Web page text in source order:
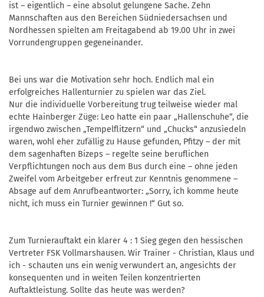
ist – eigentlich – eine absolut gelungene Sache. Zehn
Mannschaften aus den Bereichen Südniedersachsen und
Nordhessen spielten am Freitagabend ab 19.00 Uhr in zwei
Vorrundengruppen gegeneinander.
Bei uns war die Motivation sehr hoch. Endlich mal ein
erfolgreiches Hallenturnier zu spielen war das Ziel.
Nur die individuelle Vorbereitung trug teilweise wieder mal
echte Hainberger Züge: Leo hatte ein paar „Hallenschuhe“, die
irgendwo zwischen „Tempelflitzern“ und „Chucks“ anzusiedeln
waren, wohl eher zufällig zu Hause gefunden, Pfitzy – der mit
dem sagenhaften Bizeps – regelte seine beruflichen
Verpflichtungen noch aus dem Bus durch eine – ohne jeden
Zweifel vom Arbeitgeber erfreut zur Kenntnis genommene –
Absage auf dem Anrufbeantworter: „Sorry, ich komme heute
nicht, ich muss ein Turnier gewinnen !“ Gut so.
Zum Turnierauftakt ein klarer 4 : 1 Sieg gegen den hessischen
Vertreter FSK Vollmarshausen. Wir Trainer - Christian, Klaus und
ich - schauten uns ein wenig verwundert an, angesichts der
konsequenten und in weiten Teilen konzentrierten
Auftaktleistung. Sollte das heute was werden?